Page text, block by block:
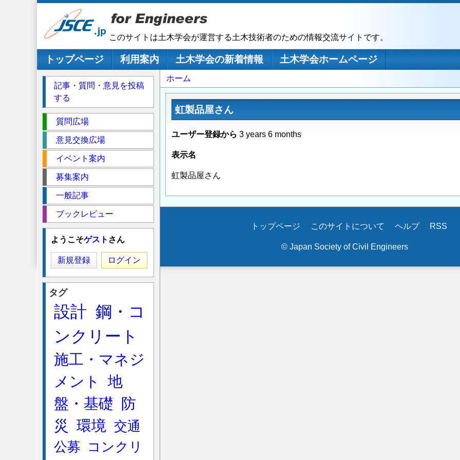
このサイトは土木学会が運営する土木技術者のための情報交流サイトです。
メインナビゲーション
トップページ 利用案内 土木学会の新着情報
土木学会ホームページ
パ
ン
く
ず
ホーム
虹製品屋さん
ユーザー登録から 3 years 6 months
表示名
虹製品屋さん
記事・質問・意見を投稿
する
ク
シ
質問広場
意見交換広場
イベント案内
募集案内
一般記事
ブックレビュー
ようこそゲスト さん
新規登録 ログイン
タグ
設計 鋼・コ
ンクリート
施工・マネジ
メント
地
盤・基礎
防
災
環境 交通
公募
コンクリ
Secondary
menu
トップページ このサイトについて ヘルプ RSS
© Japan Society of Civil Engineers